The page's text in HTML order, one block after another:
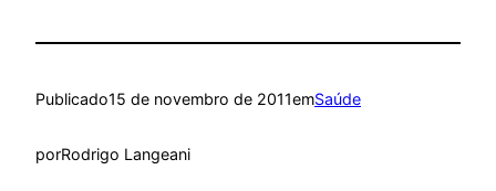
Publicado15 de novembro de 2011emSaúde
porRodrigo Langeani